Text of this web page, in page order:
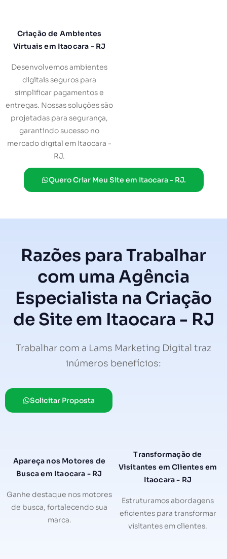
Criação de Ambientes
Virtuais em Itaocara - RJ
Desenvolvemos ambientes
digitais seguros para
simplificar pagamentos e
entregas. Nossas soluções são
projetadas para segurança,
garantindo sucesso no
mercado digital em Itaocara -
RJ.
Quero Criar Meu Site em Itaocara - RJ.
Razões para Trabalhar
com uma Agência
Especialista na Criação
de Site em Itaocara - RJ
Trabalhar com a Lams Marketing Digital traz
inúmeros benefícios:
Solicitar Proposta
Apareça nos Motores de
Busca em Itaocara - RJ
Ganhe destaque nos motores
de busca, fortalecendo sua
marca.
Transformação de
Visitantes em Clientes em
Itaocara - RJ
Estruturamos abordagens
eficientes para transformar
visitantes em clientes.